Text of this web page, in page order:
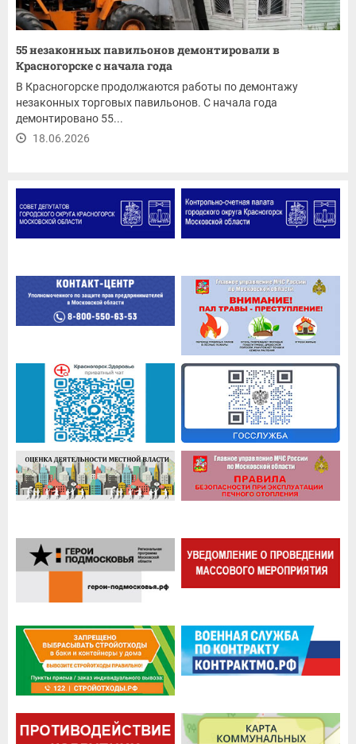
55 незаконных павильонов демонтировали в
Красногорске с начала года
В Красногорске продолжаются работы по демонтажу
незаконных торговых павильонов. С начала года
демонтировано 55...
18.06.2026